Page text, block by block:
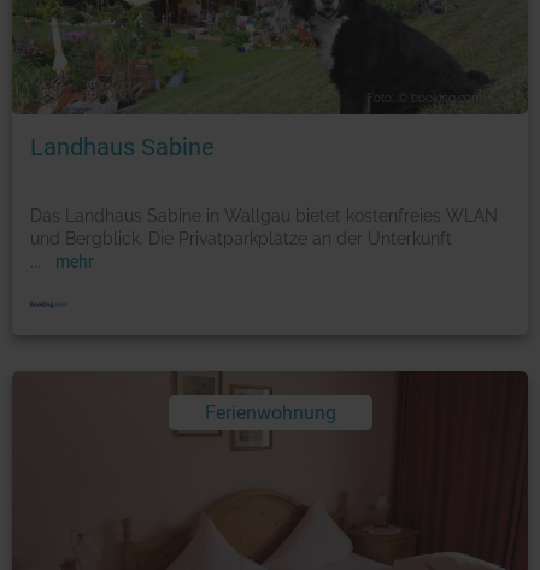
Foto: © booking.com
Landhaus Sabine
Das Landhaus Sabine in Wallgau bietet kostenfreies WLAN
und Bergblick. Die Privatparkplätze an der Unterkunft
mehr
Ferienwohnung